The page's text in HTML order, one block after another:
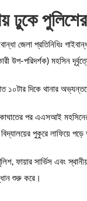
ঢুকে
জেলা প্রতিনিধিঃ
উপ-পরিদর্শক) মহসিন
১০টার দিকে থানার
পর এএসআই
বিদ্যালয়ের পুকুরে লাফিয়ে
ফায়ার সার্ভিস এবং
শুরু করে।